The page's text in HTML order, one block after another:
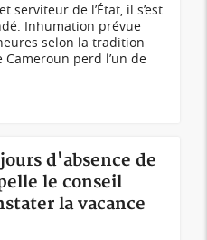
serviteur de l’État, il s’est
Inhumation prévue
selon la tradition
perd l’un de
d'absence de
le conseil
la vacance